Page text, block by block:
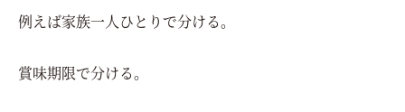
例えば家族一人ひとりで分ける。
賞味期限で分ける。